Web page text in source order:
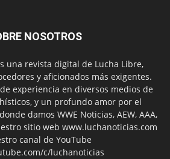
NOSOTROS
una revista digital de Lucha Libre,
y aficionados más exigentes.
experiencia en diversos medios de
y un profundo amor por el
damos WWE Noticias, AEW, AAA,
sitio web www.luchanoticias.com
canal de YouTube
c/luchanoticias